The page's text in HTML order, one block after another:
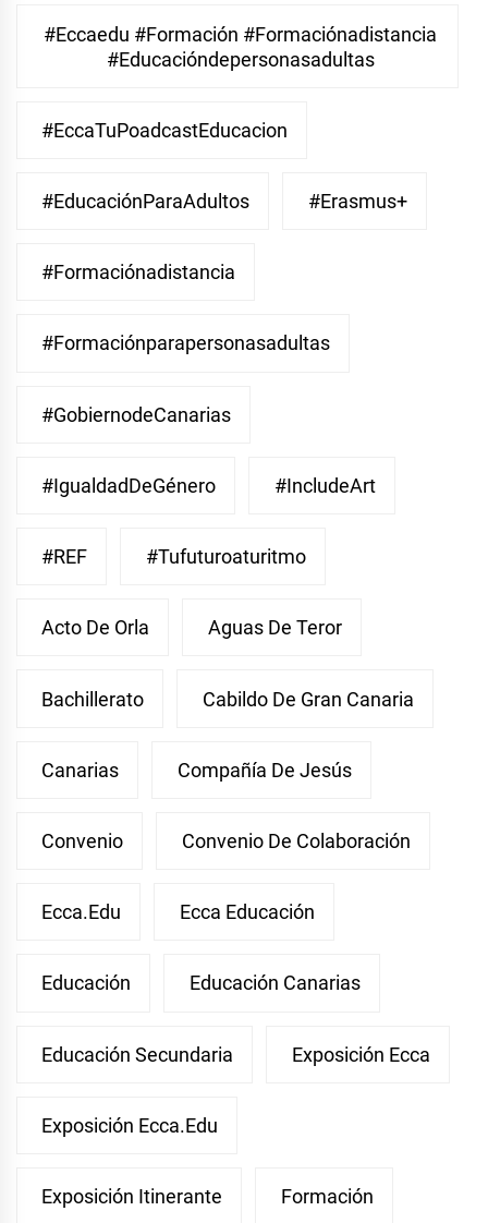
#eccaedu #formación #formaciónadistancia
#educacióndepersonasadultas
#EccaTuPoadcastEducacion
#EducaciónParaAdultos #Erasmus+
#Formaciónadistancia
#Formaciónparapersonasadultas
#GobiernodeCanarias
#IgualdadDeGénero #IncludeArt
#REF #Tufuturoaturitmo
Acto De Orla Aguas De Teror
Bachillerato Cabildo De Gran Canaria
Canarias Compañía De Jesús
Convenio Convenio De Colaboración
Ecca.edu Ecca Educación
Educación Educación Canarias
Educación Secundaria Exposición Ecca
Exposición Ecca.edu
Exposición Itinerante Formación